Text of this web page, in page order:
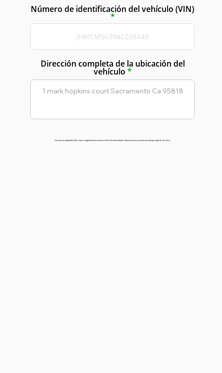
Número de identificación del vehículo (VIN)
Dirección completa de la ubicación del
vehículo
You have accepted the offer and arranged the pick up time in the slot shown above. Please ensure you have everything ready for this time.